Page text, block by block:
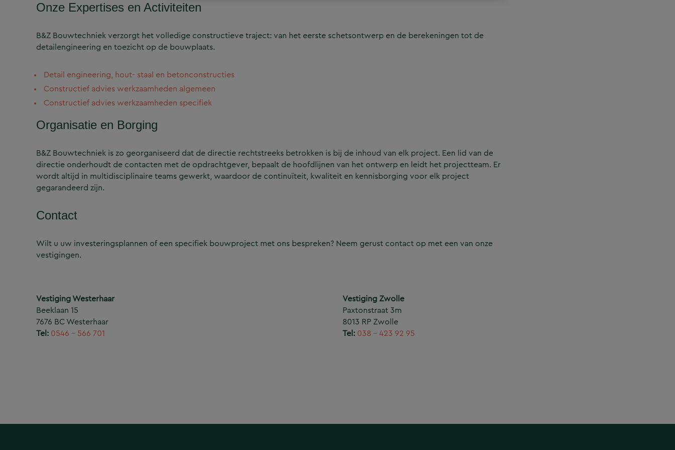
Onze Expertises en Activiteiten
B&Z Bouwtechniek verzorgt het volledige constructieve traject: van het eerste schetsontwerp en de berekeningen tot de
detailengineering en toezicht op de bouwplaats.
Detail engineering, hout- staal en betonconstructies
Constructief advies werkzaamheden algemeen
Constructief advies werkzaamheden specifiek
Organisatie en Borging
B&Z Bouwtechniek is zo georganiseerd dat de directie rechtstreeks betrokken is bij de inhoud van elk project. Een lid van de
directie onderhoudt de contacten met de opdrachtgever, bepaalt de hoofdlijnen van het ontwerp en leidt het projectteam. Er
wordt altijd in multidisciplinaire teams gewerkt, waardoor de continuïteit, kwaliteit en kennisborging voor elk project
gegarandeerd zijn.
Contact
Wilt u uw investeringsplannen of een specifiek bouwproject met ons bespreken? Neem gerust contact op met een van onze
vestigingen.
Vestiging Westerhaar
Beeklaan 15
7676 BC Westerhaar
Tel: 0546 – 566 701
Vestiging Zwolle
Paxtonstraat 3m
8013 RP Zwolle
Tel: 038 – 423 92 95